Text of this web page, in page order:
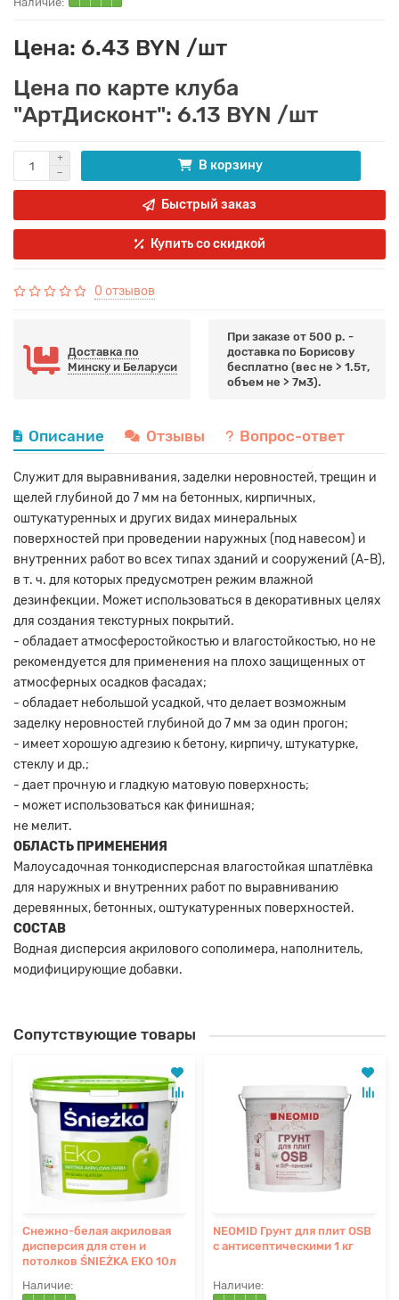
Цена: 6.43 BYN /шт
Цена по карте клуба
"АртДисконт": 6.13 BYN /шт
В корзину
Быстрый заказ
Купить со скидкой
0 отзывов
Доставка по
Минску и Беларуси
При заказе от 500 р. -
доставка по Борисову
бесплатно (вес не > 1.5т,
объем не > 7м3).
Описание Отзывы Вопрос-ответ
Служит для выравнивания, заделки неровностей, трещин и
щелей глубиной до 7 мм на бетонных, кирпичных,
оштукатуренных и других видах минеральных
поверхностей при проведении наружных (под навесом) и
внутренних работ во всех типах зданий и сооружений (А-В),
в т. ч. для которых предусмотрен режим влажной
дезинфекции. Может использоваться в декоративных целях
для создания текстурных покрытий.
- обладает атмосферостойкостью и влагостойкостью, но не
рекомендуется для применения на плохо защищенных от
атмосферных осадков фасадах;
- обладает небольшой усадкой, что делает возможным
заделку неровностей глубиной до 7 мм за один прогон;
- имеет хорошую адгезию к бетону, кирпичу, штукатурке,
стеклу и др.;
- дает прочную и гладкую матовую поверхность;
- может использоваться как финишная;
не мелит.
ОБЛАСТЬ ПРИМЕНЕНИЯ
Малоусадочная тонкодисперсная влагостойкая шпатлёвка
для наружных и внутренних работ по выравниванию
деревянных, бетонных, оштукатуренных поверхностей.
СОСТАВ
Водная дисперсия акрилового сополимера, наполнитель,
модифицирующие добавки.
Сопутствующие товары
Снежно-белая акриловая
дисперсия для стен и
потолков ŚNIEŻKA EKO 10л
NEOMID Грунт для плит OSB
с антисептическими 1 кг